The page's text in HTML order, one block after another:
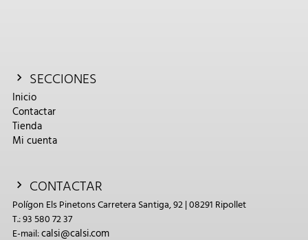
SECCIONES
Inicio
Contactar
Tienda
Mi cuenta
CONTACTAR
Polígon Els Pinetons Carretera Santiga, 92 | 08291 Ripollet
T.: 93 580 72 37
E-mail:calsi@calsi.com